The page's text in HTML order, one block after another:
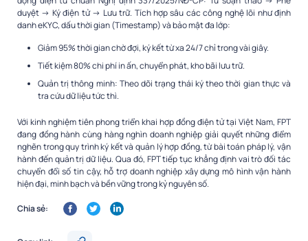
duyệt -> Ký điện tử -> Lưu trữ. Tích hợp sâu các công nghệ lõi như định
danh eKYC, dấu thời gian (Timestamp) và bảo mật đa lớp:
Giảm 95% thời gian chờ đợi, ký kết từ xa 24/7 chỉ trong vài giây.
Tiết kiệm 80% chi phí in ấn, chuyển phát, kho bãi lưu trữ.
Quản trị thông minh: Theo dõi trạng thái ký theo thời gian thực và
tra cứu dữ liệu tức thì.
Với kinh nghiệm tiên phong triển khai hợp đồng điện tử tại Việt Nam, FPT
đang đồng hành cùng hàng nghìn doanh nghiệp giải quyết những điểm
nghẽn trong quy trình ký kết và quản lý hợp đồng, từ bài toán pháp lý, vận
hành đến quản trị dữ liệu. Qua đó, FPT tiếp tục khẳng định vai trò đối tác
chuyển đổi số tin cậy, hỗ trợ doanh nghiệp xây dựng mô hình vận hành
hiện đại, minh bạch và bền vững trong kỷ nguyên số.
Chia sẻ: